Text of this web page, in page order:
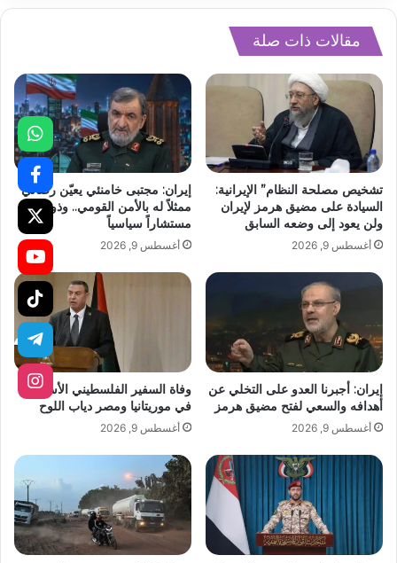
مقالات ذات صلة
تشخيص مصلحة النظام” الإيرانية:
السيادة على مضيق هرمز لإيران
ولن يعود إلى وضعه السابق
أغسطس 9, 2026
إيران: مجتبى خامنئي يعيّن رضائي
ممثلاً له بالأمن القومي.. وذو القدر
مستشاراً سياسياً
أغسطس 9, 2026
إيران: أجبرنا العدو على التخلي عن
أهدافه والسعي لفتح مضيق هرمز
أغسطس 9, 2026
وفاة السفير الفلسطيني الأسبق
في موريتانيا ومصر دياب اللوح
أغسطس 9, 2026